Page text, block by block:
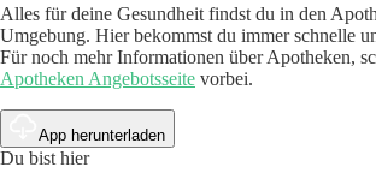
Alles für deine Gesundheit findst du in den
Umgebung. Hier bekommst du immer schnelle
Für noch mehr Informationen über Apotheken,
Apotheken Angebotsseite vorbei.
App herunterladen
Du bist hier